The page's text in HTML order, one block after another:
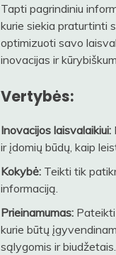
Tapti pagrindiniu
kurie siekia praturtinti
optimizuoti savo
inovacijas ir
Vertybės:
Inovacijos laisvalaikiui:
ir įdomių būdų, kaip
Kokybė:Teikti tik
informaciją.
Prieinamumas:Pateikti
kurie būtų
sąlygomis ir biudžetais.